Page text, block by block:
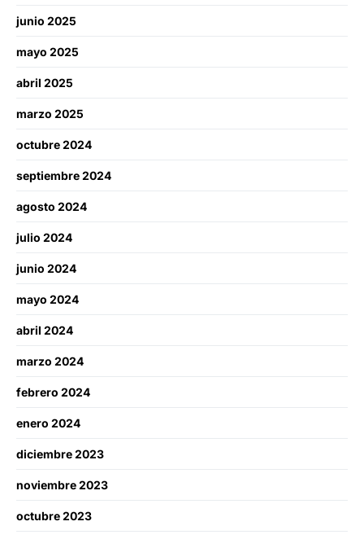
junio 2025
mayo 2025
abril 2025
marzo 2025
octubre 2024
septiembre 2024
agosto 2024
julio 2024
junio 2024
mayo 2024
abril 2024
marzo 2024
febrero 2024
enero 2024
diciembre 2023
noviembre 2023
octubre 2023